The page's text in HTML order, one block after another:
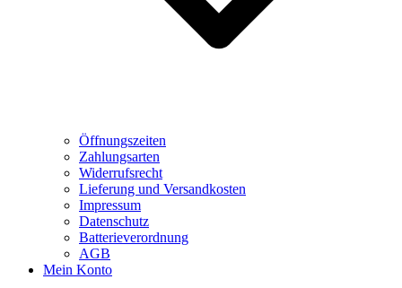
Öffnungszeiten
Zahlungsarten
Widerrufsrecht
Lieferung und Versandkosten
Impressum
Datenschutz
Batterieverordnung
AGB
Mein Konto